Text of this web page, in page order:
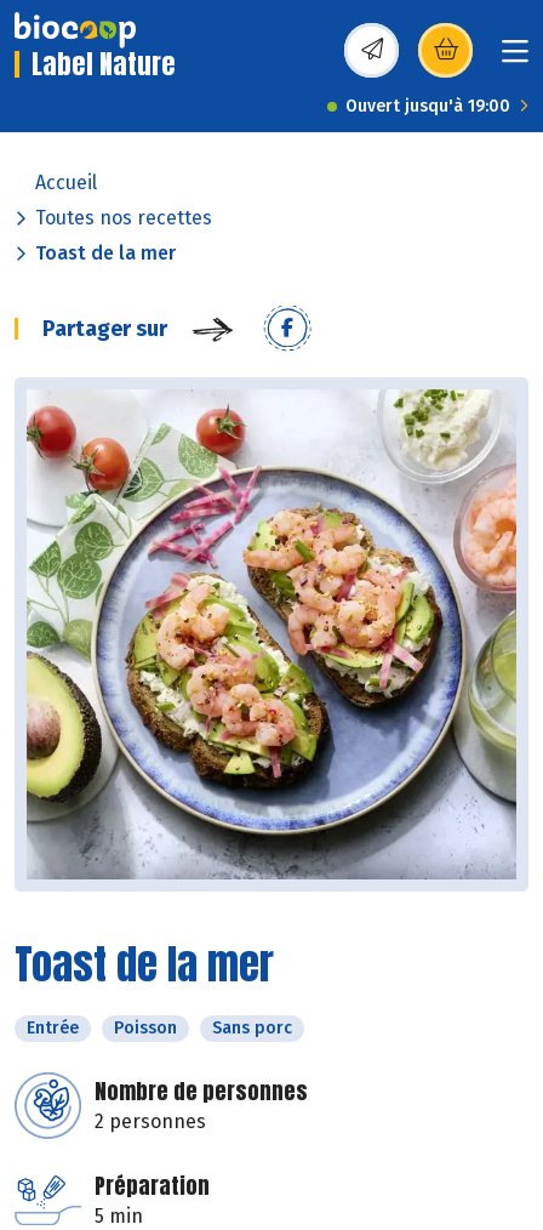
Label Nature (s’ouvre dans une
Ouvert jusqu'à 19:00
Accueil
Toutes nos recettes
Toast de la mer
Partager sur
Toast de la mer
Entrée Poisson Sans porc
Nombre de personnes
2 personnes
Préparation
5 min